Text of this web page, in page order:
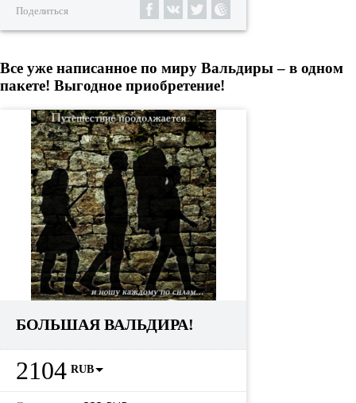
Поделиться
Все уже написанное по миру Вальдиры – в одном
пакете! Выгодное приобретение!
БОЛЬШАЯ ВАЛЬДИРА!
2104 RUB